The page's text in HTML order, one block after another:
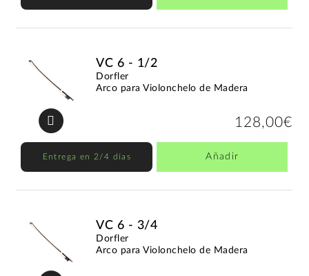
VC 6 - 1/2
Dorfler
Arco para Violonchelo de Madera
128,00€
Entrega en 2/4 días Añadir
VC 6 - 3/4
Dorfler
Arco para Violonchelo de Madera